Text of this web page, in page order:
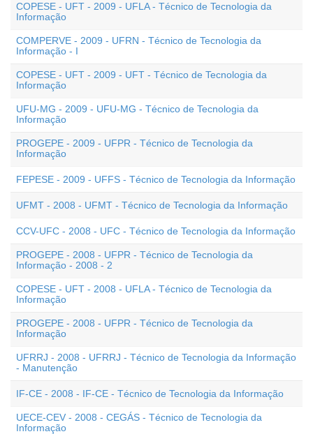
COPESE - UFT - 2009 - UFLA - Técnico de Tecnologia da
Informação
COMPERVE - 2009 - UFRN - Técnico de Tecnologia da
Informação - I
COPESE - UFT - 2009 - UFT - Técnico de Tecnologia da
Informação
UFU-MG - 2009 - UFU-MG - Técnico de Tecnologia da
Informação
PROGEPE - 2009 - UFPR - Técnico de Tecnologia da
Informação
FEPESE - 2009 - UFFS - Técnico de Tecnologia da Informação
UFMT - 2008 - UFMT - Técnico de Tecnologia da Informação
CCV-UFC - 2008 - UFC - Técnico de Tecnologia da Informação
PROGEPE - 2008 - UFPR - Técnico de Tecnologia da
Informação - 2008 - 2
COPESE - UFT - 2008 - UFLA - Técnico de Tecnologia da
Informação
PROGEPE - 2008 - UFPR - Técnico de Tecnologia da
Informação
UFRRJ - 2008 - UFRRJ - Técnico de Tecnologia da Informação
- Manutenção
IF-CE - 2008 - IF-CE - Técnico de Tecnologia da Informação
UECE-CEV - 2008 - CEGÁS - Técnico de Tecnologia da
Informação